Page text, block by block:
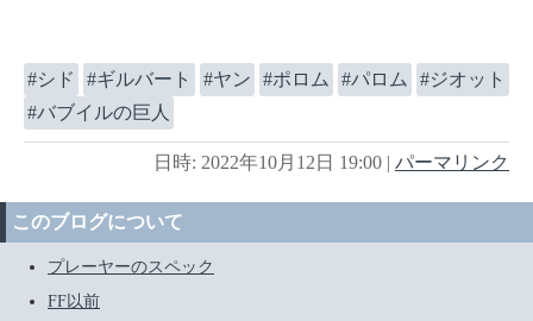
シド ギルバート ヤン ポロム パロム
ジオット
バブイルの巨人
日時: 2022年10月12日 19:00 | パーマリンク
このブログについて
プレーヤーのスペック
FF以前